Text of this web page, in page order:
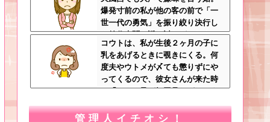
爆発寸前の私が他の客の前で「一
世一代の勇気」を振り絞り決行し
た前代未聞の返り討ちがこちら←
身体を張った捨て身の反撃すぎる
コウトは、私が生後２ヶ月の子に
乳をあげるときに覗きにくる。何
度夫やウトメが〆ても懲りずにや
ってくるので、彼女さんが来た時
に「コウト君が毎回見たがるのよ
相でコウトの元へｗ
管理人イチオシ！